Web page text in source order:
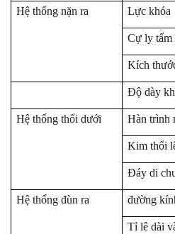
Hệ thống nặn ra Lực khóa
Cự ly tấm
Kích
Độdày
Hệ thống thổi dưới Hàn trình
Kim thổi
Đáy di
Hệ thốngđùn ra đường
Tỉ lê dài